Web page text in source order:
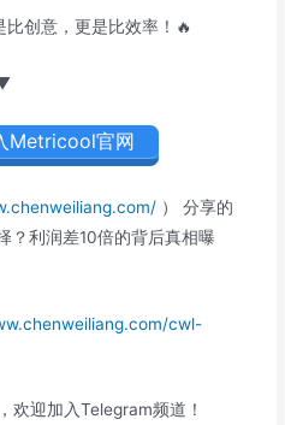
创意，更是比效率！🔥
Metricool官网
） 分享的
？利润差10倍的背后真相曝
cwl-
欢迎加入Telegram频道！